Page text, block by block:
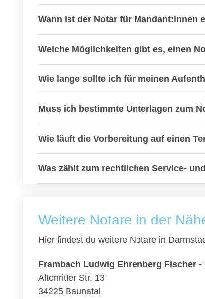
Wann ist der Notar für Mandant:innen
Welche Möglichkeiten gibt es, einen
Wie lange sollte ich für meinen
Muss ich bestimmte Unterlagen zum
Wie läuft die Vorbereitung auf einen
Was zählt zum rechtlichen Service-
Weitere Notare in der
Hier findest du weitere Notare in
Frambach Ludwig Ehrenberg Fischer
Altenritter Str. 13
34225 Baunatal